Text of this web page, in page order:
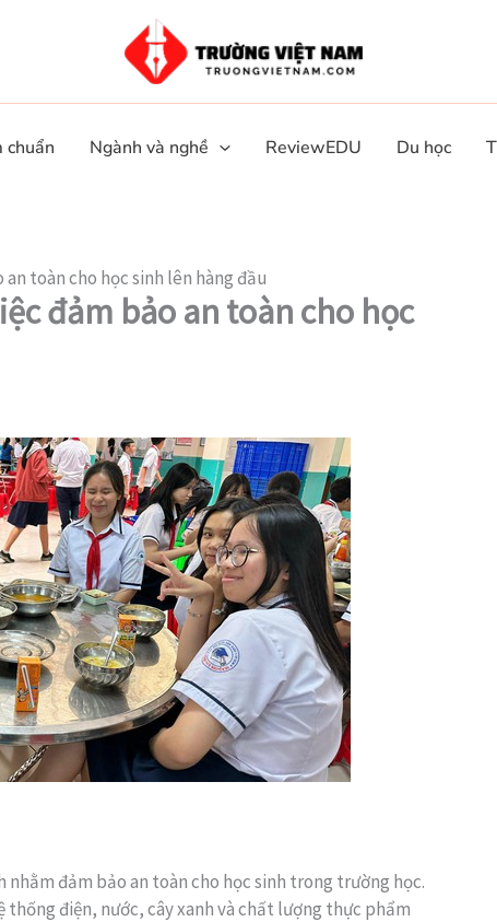
chuẩn Ngành và nghề ReviewEDU Du học
toàn cho học sinh lên hàng đầu
đảm bảo an toàn cho học
nhằm đảm bảo an toàn cho học sinh trong trường học.
thống điện, nước, cây xanh và chất lượng thực phẩm